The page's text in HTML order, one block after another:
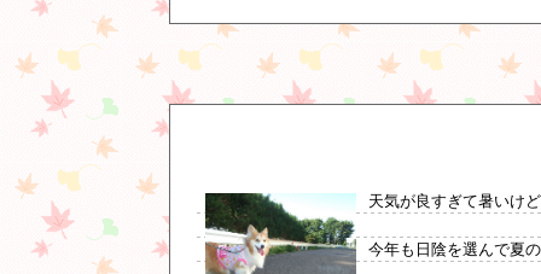
天気が良すぎて暑いけ
今年も日陰を選んで夏